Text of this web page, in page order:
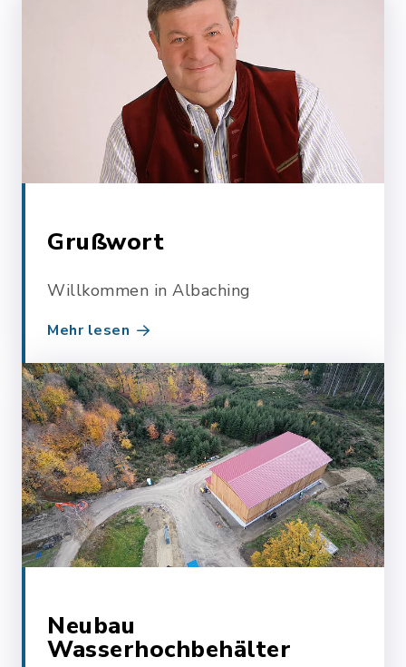
Grußwort
Willkommen in Albaching
Mehr lesen
Neubau
Wasserhochbehälter